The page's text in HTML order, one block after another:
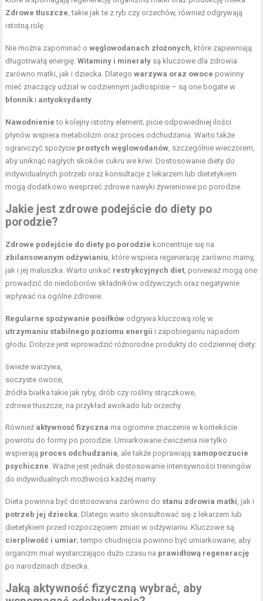
Zdrowe tłuszcze, takie jak te z ryb czy orzechów, również odgrywają
istotną rolę.
Nie można zapominać owęglowodanach złożonych, które zapewniają
długotrwałą energię.Witaminy i minerały są kluczowe dla zdrowia
zarówno matki, jak i dziecka. Dlategowarzywa oraz owoce powinny
mieć znaczący udział w codziennym jadłospisie – są one bogate w
błonnik i antyoksydanty.
Nawodnienie to kolejny istotny element; picie odpowiedniej ilości
płynów wspiera metabolizm oraz proces odchudzania. Warto także
ograniczyć spożycie prostych węglowodanów, szczególnie wieczorem,
aby uniknąć nagłych skoków cukru we krwi. Dostosowanie diety do
indywidualnych potrzeb oraz konsultacje z lekarzem lub dietetykiem
mogą dodatkowo wesprzeć zdrowe nawyki żywieniowe po porodzie.
Jakie jest zdrowe podejście do diety po
porodzie?
Zdrowe podejście do diety po porodzie koncentruje się na
zbilansowanym odżywianiu, które wspiera regenerację zarówno mamy,
jak i jej maluszka. Warto unikać restrykcyjnych diet, ponieważ mogą one
prowadzić do niedoborów składników odżywczych oraz negatywnie
wpływać na ogólne zdrowie.
Regularne spożywanie posiłków odgrywa kluczową rolę w
utrzymaniu stabilnego poziomu energii i zapobieganiu napadom
głodu. Dobrze jest wprowadzić różnorodne produkty do codziennej diety:
świeże warzywa,
soczyste owoce,
źródła białka takie jak ryby, drób czy rośliny strączkowe,
zdrowe tłuszcze, na przykład awokado lub orzechy.
Również aktywnosć fizyczna ma ogromne znaczenie w kontekście
powrotu do formy po porodzie. Umiarkowane ćwiczenia nie tylko
wspierają proces odchudzania, ale także poprawiają samopoczucie
psychiczne. Ważne jest jednak dostosowanie intensywności treningów
do indywidualnych możliwości każdej mamy.
Dieta powinna być dostosowana zarówno do stanu zdrowia matki, jak i
potrzeb jej dziecka. Dlatego warto skonsultować się z lekarzem lub
dietetykiem przed rozpoczęciem zmian w odżywianiu. Kluczowe są
cierpliwość i umiar; tempo chudnięcia powinno być umiarkowane, aby
organizm miał wystarczająco dużo czasu na prawidłową regenerację
po narodzinach dziecka.
Jaką aktywność fizyczną wybrać, aby